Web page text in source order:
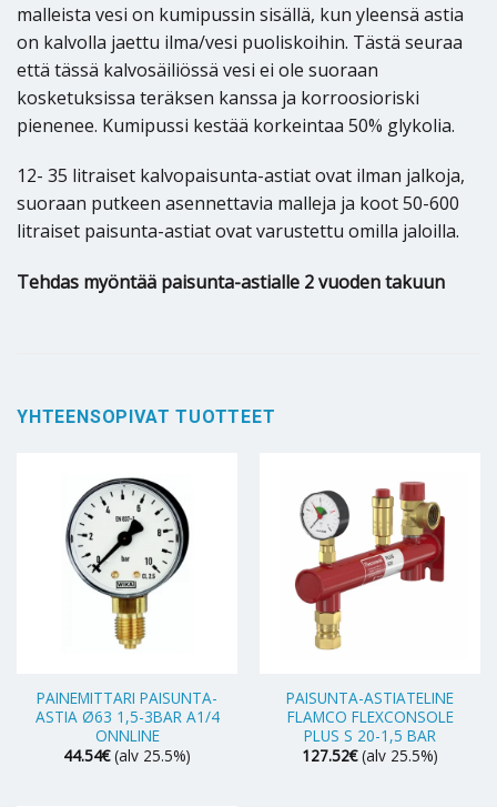
malleista vesi on kumipussin sisällä, kun yleensä astia
on kalvolla jaettu ilma/vesi puoliskoihin. Tästä seuraa
että tässä kalvosäiliössä vesi ei ole suoraan
kosketuksissa teräksen kanssa ja korroosioriski
pienenee. Kumipussi kestää korkeintaa 50% glykolia.
12- 35 litraiset kalvopaisunta-astiat ovat ilman jalkoja,
suoraan putkeen asennettavia malleja ja koot 50-600
litraiset paisunta-astiat ovat varustettu omilla jaloilla.
Tehdas myöntää paisunta-astialle 2 vuoden takuun
YHTEENSOPIVAT TUOTTEET
PAINEMITTARI PAISUNTA-
ASTIA Ø63 1,5-3BAR A1/4
ONNLINE
44.54€ (alv 25.5%)
PAISUNTA-ASTIATELINE
FLAMCO FLEXCONSOLE
PLUS S 20-1,5 BAR
127.52€ (alv 25.5%)